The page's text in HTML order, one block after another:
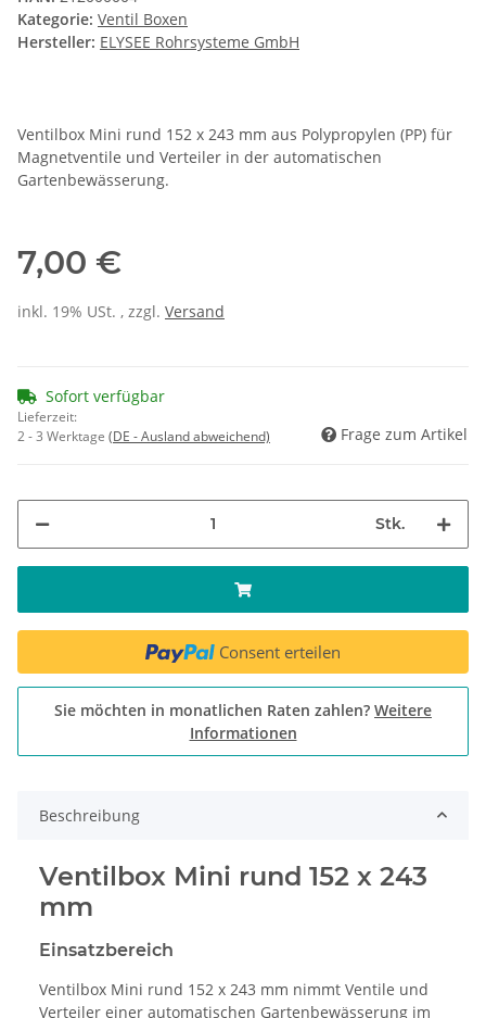
Kategorie: Ventil Boxen
Hersteller: ELYSEE Rohrsysteme GmbH
Ventilbox Mini rund 152 x 243 mm aus Polypropylen (PP) für
Magnetventile und Verteiler in der automatischen
Gartenbewässerung.
7,00 €
inkl. 19% USt. , zzgl. Versand
Sofort verfügbar
Lieferzeit:
2 - 3 Werktage (DE - Ausland abweichend) Frage zum Artikel
Stk.
Consent erteilen
Sie möchten in monatlichen Raten zahlen? Weitere
Informationen
Beschreibung
Ventilbox Mini rund 152 x 243
mm
Einsatzbereich
Ventilbox Mini rund 152 x 243 mm nimmt Ventile und
Verteiler einer automatischen Gartenbewässerung im